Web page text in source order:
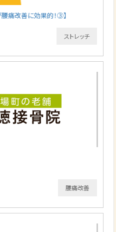
腰痛改善に効果的！③】
ストレッチ
腰痛改善